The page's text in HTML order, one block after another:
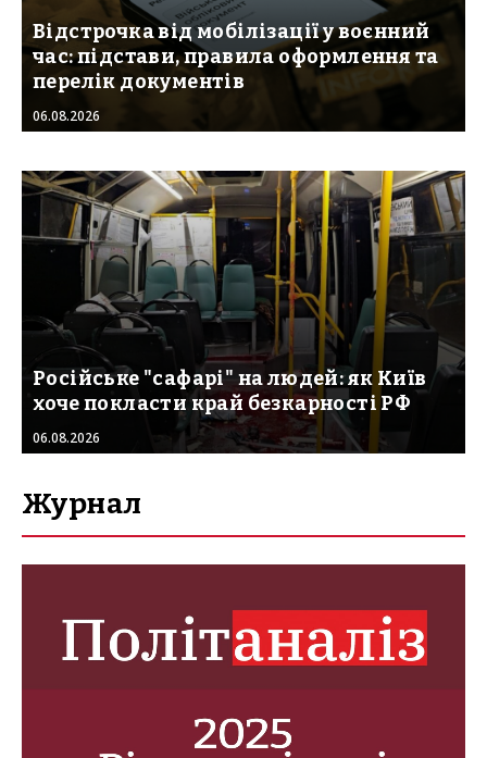
Відстрочка від мобілізації у воєнний
час: підстави, правила оформлення та
перелік документів
06.08.2026
Російське "сафарі" на людей: як Київ
хоче покласти край безкарності РФ
06.08.2026
Журнал